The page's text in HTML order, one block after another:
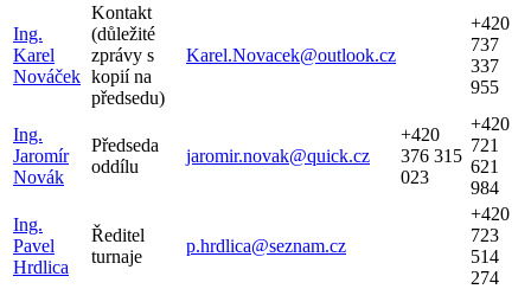
Ing.
Karel
Nováček
Kontakt
(důležité
zprávy s
kopií na
předsedu)
Karel.Novacek@outlook.cz
+420
737
337
955
Ing.
Jaromír
Novák
Předseda
oddílu
jaromir.novak@quick.cz
+420
376 315
023
+420
721
621
984
Ing.
Pavel
Hrdlica
Ředitel
turnaje
p.hrdlica@seznam.cz
+420
723
514
274